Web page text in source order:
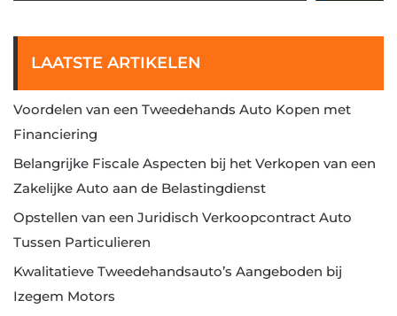
LAATSTE ARTIKELEN
Voordelen van een Tweedehands Auto Kopen met
Financiering
Belangrijke Fiscale Aspecten bij het Verkopen van een
Zakelijke Auto aan de Belastingdienst
Opstellen van een Juridisch Verkoopcontract Auto
Tussen Particulieren
Kwalitatieve Tweedehandsauto’s Aangeboden bij
Izegem Motors